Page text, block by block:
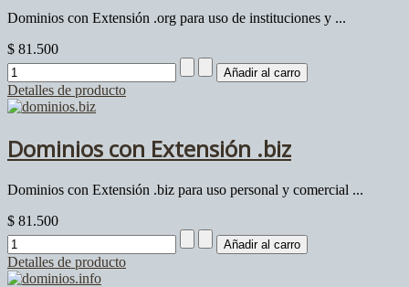
Dominios con Extensión .org para uso de instituciones y ...
$ 81.500
Detalles de producto
Dominios con Extensión .biz
Dominios con Extensión .biz para uso personal y comercial ...
$ 81.500
Detalles de producto